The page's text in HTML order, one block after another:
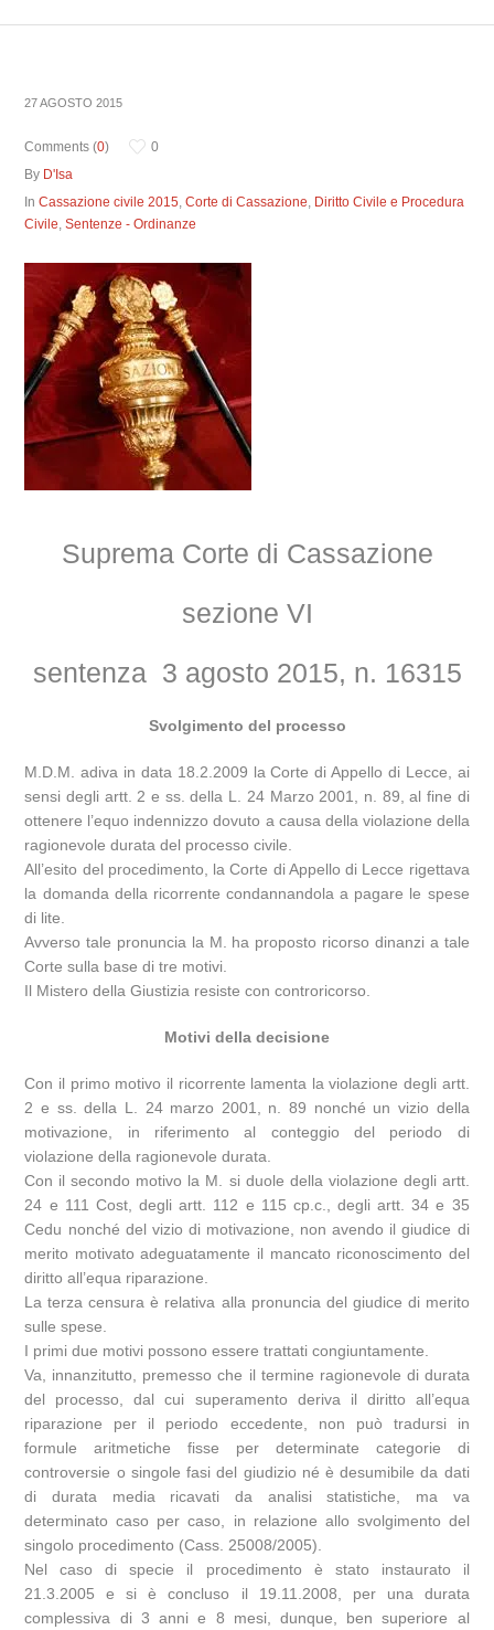
27 AGOSTO 2015
Comments (0)
0
By D'Isa
InCassazione civile 2015,Corte di Cassazione, Diritto Civile e Procedura
Civile,Sentenze - Ordinanze
Suprema Corte di Cassazione
sezione VI
sentenza 3 agosto 2015, n. 16315
Svolgimento del processo
M.D.M. adiva in data 18.2.2009 la Corte di Appello di Lecce, ai
sensi degli artt. 2 e ss. della L. 24 Marzo 2001, n. 89, al fine di
ottenere l’equo indennizzo dovuto a causa della violazione della
ragionevole durata del processo civile.
All’esito del procedimento, la Corte di Appello di Lecce rigettava
la domanda della ricorrente condannandola a pagare le spese
di lite.
Avverso tale pronuncia la M. ha proposto ricorso dinanzi a tale
Corte sulla base di tre motivi.
Il Mistero della Giustizia resiste con controricorso.
Motivi della decisione
Con il primo motivo il ricorrente lamenta la violazione degli artt.
2 e ss. della L. 24 marzo 2001, n. 89 nonché un vizio della
motivazione, in riferimento al conteggio del periodo di
violazione della ragionevole durata.
Con il secondo motivo la M. si duole della violazione degli artt.
24 e 111 Cost, degli artt. 112 e 115 cp.c., degli artt. 34 e 35
Cedu nonché del vizio di motivazione, non avendo il giudice di
merito motivato adeguatamente il mancato riconoscimento del
diritto all’equa riparazione.
La terza censura è relativa alla pronuncia del giudice di merito
sulle spese.
I primi due motivi possono essere trattati congiuntamente.
Va, innanzitutto, premesso che il termine ragionevole di durata
del processo, dal cui superamento deriva il diritto all’equa
riparazione per il periodo eccedente, non può tradursi in
formule aritmetiche fisse per determinate categorie di
controversie o singole fasi del giudizio né è desumibile da dati
di durata media ricavati da analisi statistiche, ma va
determinato caso per caso, in relazione allo svolgimento del
singolo procedimento (Cass. 25008/2005).
Nel caso di specie il procedimento è stato instaurato il
21.3.2005 e si è concluso il 19.11.2008, per una durata
complessiva di 3 anni e 8 mesi, dunque, ben superiore al